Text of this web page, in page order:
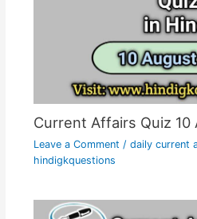
Current Affairs Quiz 10
Leave a Comment / daily current
hindigkquestions